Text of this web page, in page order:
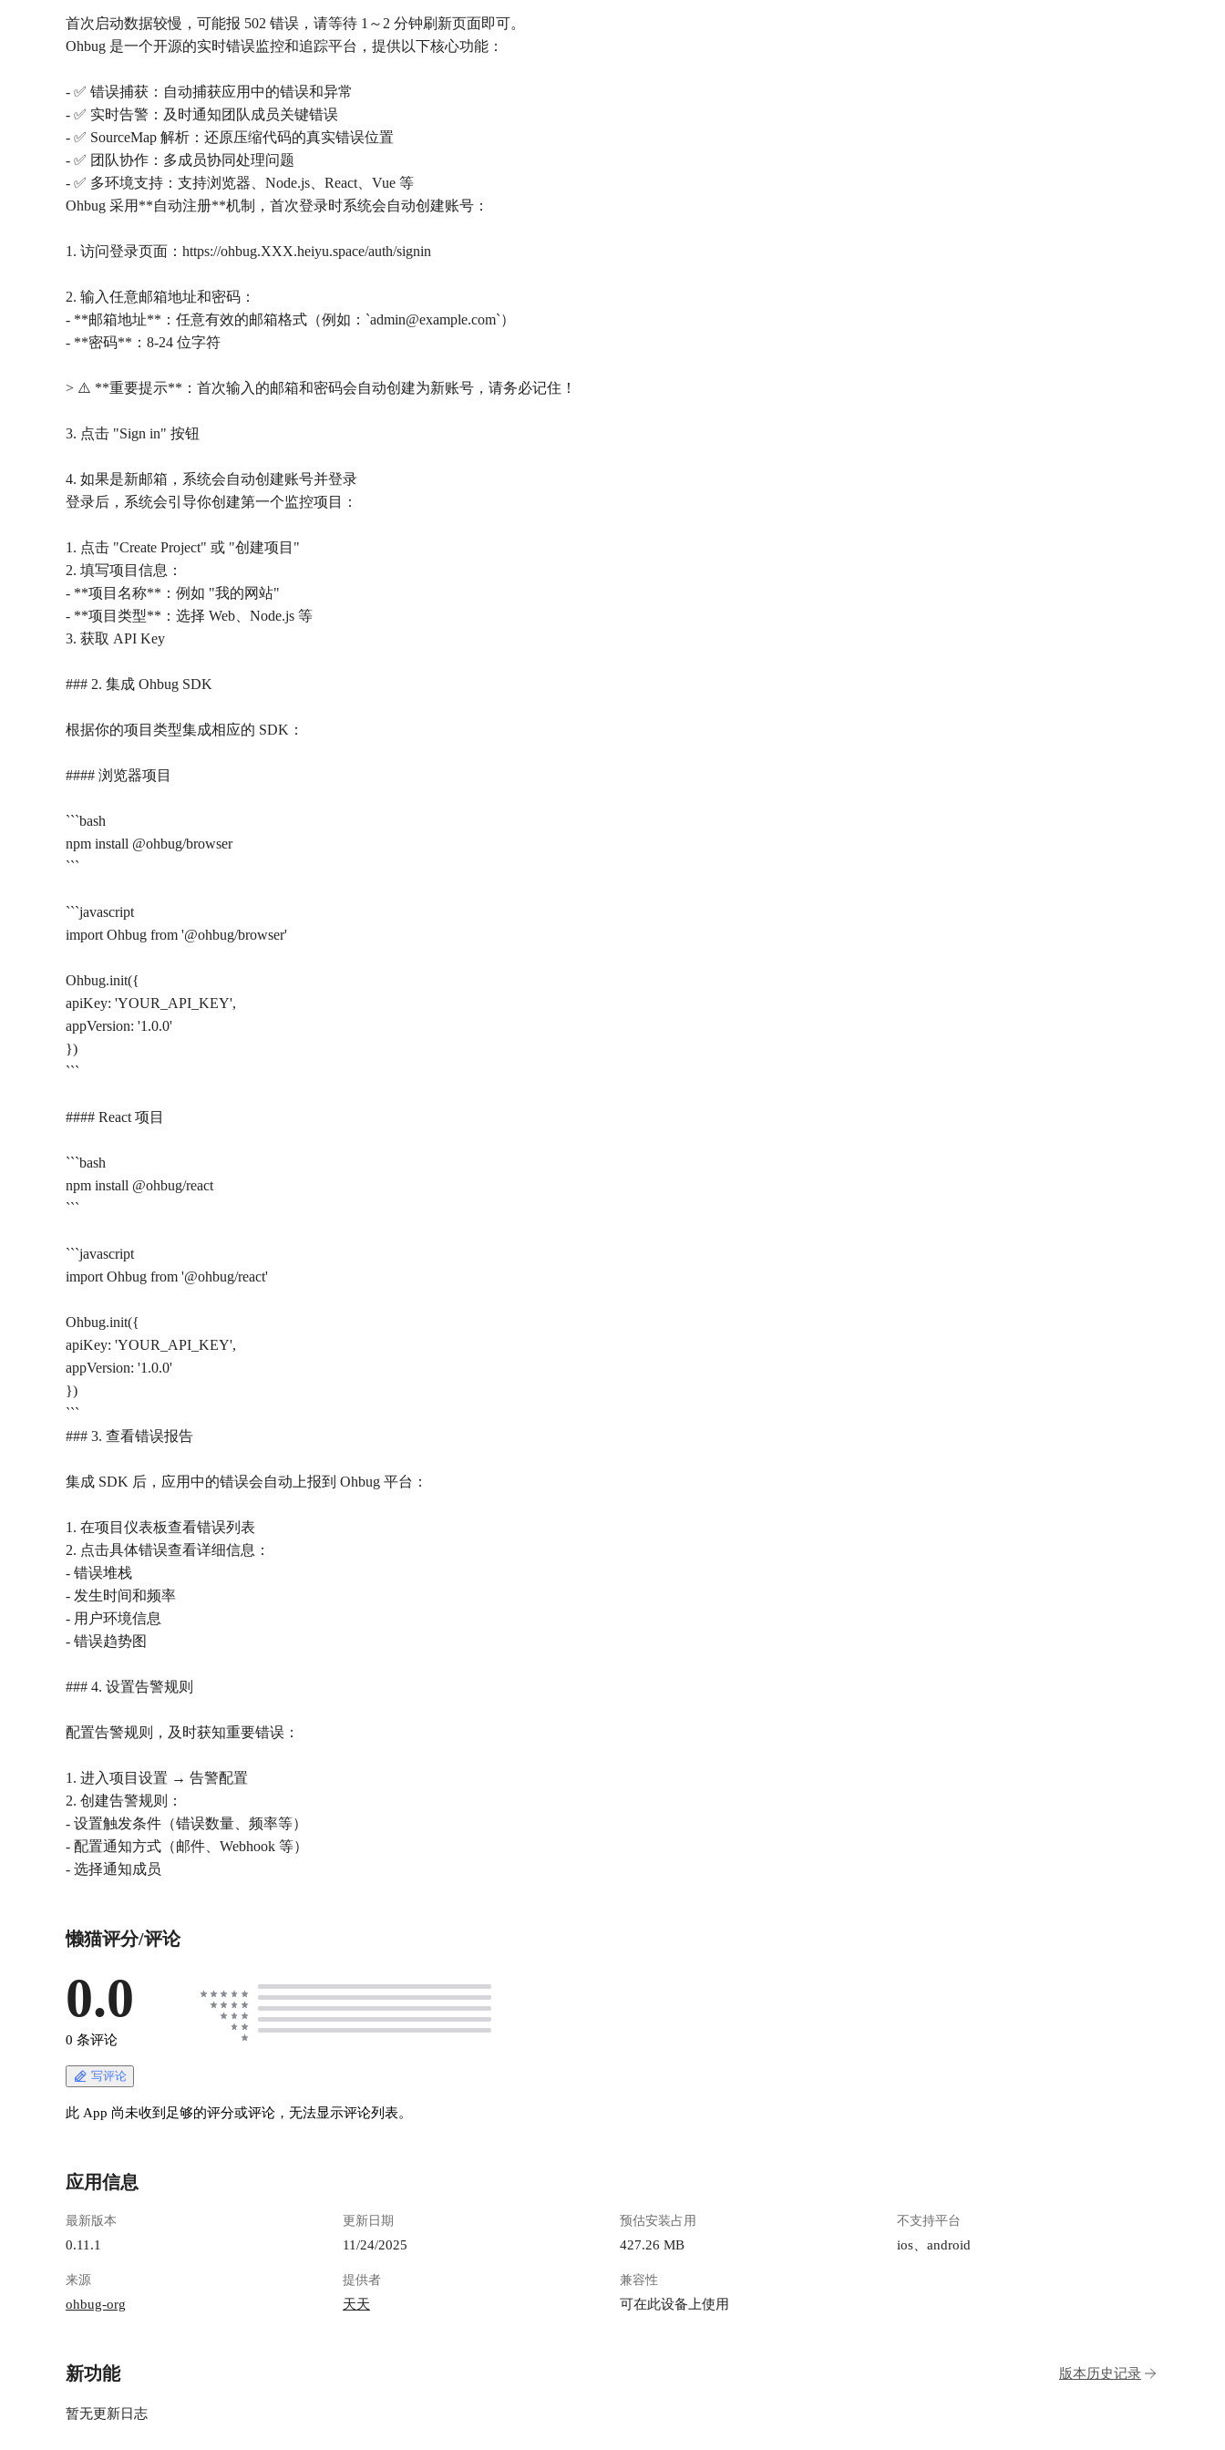
首次启动数据较慢，可能报 502 错误，请等待 1～2 分钟刷新页面即可。
Ohbug 是一个开源的实时错误监控和追踪平台，提供以下核心功能：
- ✅ 错误捕获：自动捕获应用中的错误和异常
- ✅ 实时告警：及时通知团队成员关键错误
- ✅ SourceMap 解析：还原压缩代码的真实错误位置
- ✅ 团队协作：多成员协同处理问题
- ✅ 多环境支持：支持浏览器、Node.js、React、Vue 等
Ohbug 采用**自动注册**机制，首次登录时系统会自动创建账号：
1. 访问登录页面：https://ohbug.XXX.heiyu.space/auth/signin
2. 输入任意邮箱地址和密码：
- **邮箱地址**：任意有效的邮箱格式（例如：`admin@example.com`）
- **密码**：8-24 位字符
> ⚠️ **重要提示**：首次输入的邮箱和密码会自动创建为新账号，请务必记住！
3. 点击 "Sign in" 按钮
4. 如果是新邮箱，系统会自动创建账号并登录
登录后，系统会引导你创建第一个监控项目：
1. 点击 "Create Project" 或 "创建项目"
2. 填写项目信息：
- **项目名称**：例如 "我的网站"
- **项目类型**：选择 Web、Node.js 等
3. 获取 API Key
### 2. 集成 Ohbug SDK
根据你的项目类型集成相应的 SDK：
#### 浏览器项目
```bash
npm install @ohbug/browser
```
```javascript
import Ohbug from '@ohbug/browser'
Ohbug.init({
apiKey: 'YOUR_API_KEY',
appVersion: '1.0.0'
})
```
#### React 项目
```bash
npm install @ohbug/react
```
```javascript
import Ohbug from '@ohbug/react'
Ohbug.init({
apiKey: 'YOUR_API_KEY',
appVersion: '1.0.0'
})
```
### 3. 查看错误报告
集成 SDK 后，应用中的错误会自动上报到 Ohbug 平台：
1. 在项目仪表板查看错误列表
2. 点击具体错误查看详细信息：
- 错误堆栈
- 发生时间和频率
- 用户环境信息
- 错误趋势图
### 4. 设置告警规则
配置告警规则，及时获知重要错误：
1. 进入项目设置 → 告警配置
2. 创建告警规则：
- 设置触发条件（错误数量、频率等）
- 配置通知方式（邮件、Webhook 等）
- 选择通知成员
懒猫评分/评论
0.0
0 条评论
写评论
此 App 尚未收到足够的评分或评论，无法显示评论列表。
应用信息
最新版本
0.11.1
更新日期
11/24/2025
预估安装占用
427.26 MB
不支持平台
ios、android
来源
ohbug-org
提供者
天天
兼容性
可在此设备上使用
新功能 版本历史记录
暂无更新日志